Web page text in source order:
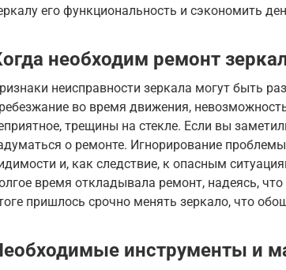
его функциональность и сэкономить
необходим ремонт
неисправности зеркала могут быть
во время движения,
трещины на стекле. Если вы
о ремонте. Игнорирование
и, как следствие, к опасным
время откладывала ремонт, надеясь,
пришлось срочно менять зеркало, что
инструменты и